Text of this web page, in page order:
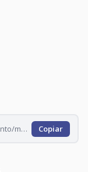
https://vivelacity.com/medellin/agenda/evento/mercado-artesanal-san-alejo-mpwsq3ty-mpwsuhbb-mpwt0zwn-mpwt49i6 Copiar